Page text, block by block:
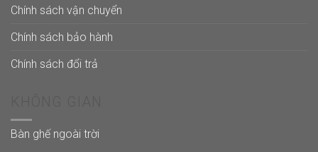
Chính sách vận chuyển
Chính sách bảo hành
Chính sách đổi trả
Bàn ghế ngoài trời